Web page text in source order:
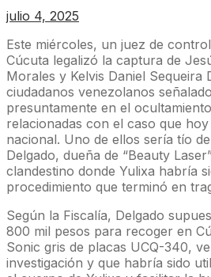
julio 4, 2025
Este miércoles, un juez de
Cúcuta legalizó la captura de
Morales y Kelvis Daniel Sequeira
ciudadanos venezolanos
presuntamente en el
relacionadas con el caso que
nacional. Uno de ellos sería tío
Delgado, dueña de “Beauty
clandestino donde Yulixa habría
procedimiento que terminó en
Según la Fiscalía, Delgado
800 mil pesos para recoger en
Sonic gris de placas UCQ-340,
investigación y que habría sido